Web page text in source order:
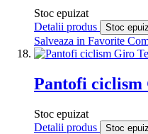
Stoc epuizat
Detalii produs
Stoc
Salveaza in Favorite
Pantofi ciclism
Stoc epuizat
Detalii produs
Stoc